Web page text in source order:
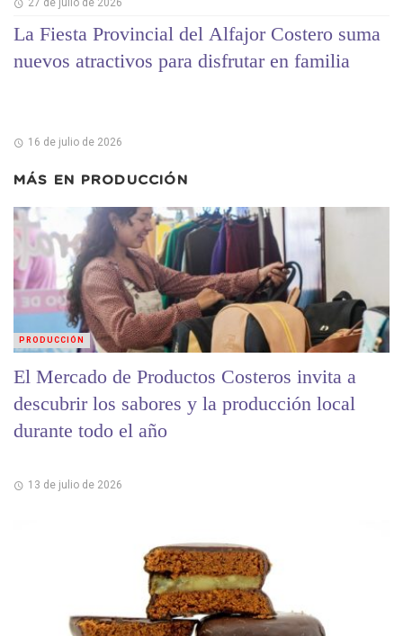
27 de julio de 2026
La Fiesta Provincial del Alfajor Costero suma
nuevos atractivos para disfrutar en familia
16 de julio de 2026
MÁS EN PRODUCCIÓN
El Mercado de Productos Costeros invita a
descubrir los sabores y la producción local
durante todo el año
13 de julio de 2026
PRODUCCIÓN